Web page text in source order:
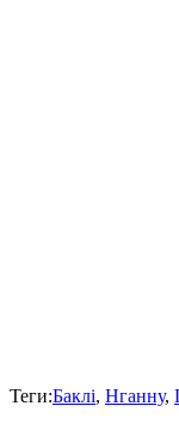
Теги:Баклі, Нганну,